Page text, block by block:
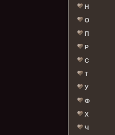
Н
О
П
Р
С
Т
У
Ф
Х
Ч